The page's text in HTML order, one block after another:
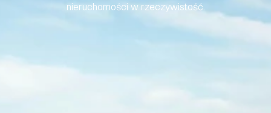
nieruchomości w rzeczywistość.